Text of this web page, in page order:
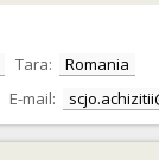
Tara:
Romania
E-mail: